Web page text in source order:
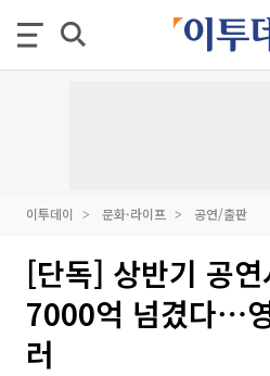
이투데이 문화·라이프 공연/출판
[단독] 상반기 공
7000억 넘겼다⋯
러